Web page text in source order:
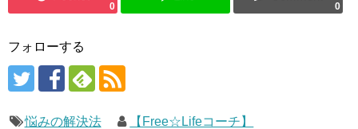
0 0
フォローする
悩みの解決法 【Free☆Lifeコーチ】